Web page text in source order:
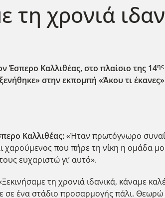
τη χρονιά
Έσπερο Καλλιθέας, στο πλαίσιο της 14ης
στην εκπομπή «Άκου τι
Καλλιθέας:«Ήταν πρωτόγνωρο
χαρούμενος που πήρε τη νίκη η ομάδα
ευχαριστώ γι’ αυτό».
τη χρονιά ιδανικά, κάναμε
σε ένα στάδιο προσαρμογής πάλι.